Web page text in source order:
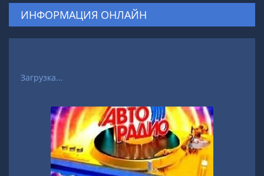
ИНФОРМАЦИЯ ОНЛАЙН
Загрузка...